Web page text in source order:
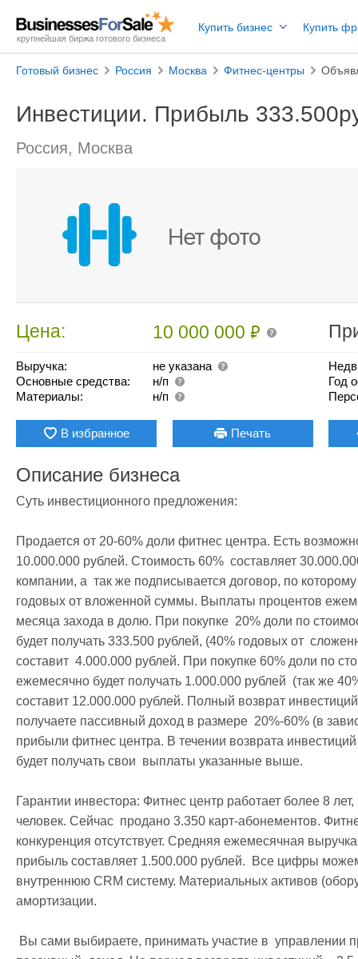
крупнейшая биржа готового бизнеса
Купить бизнес Купить
Готовый бизнес Россия Москва Фитнес-центры
Инвестиции. Прибыль
Россия, Москва
Цена: 10 000 000₽
Выручка:
не указана
Основные средства:
н/п
Материалы:
н/п
Год
В избранное Печать
Описание бизнеса
Суть инвестиционного предложения:
Продается от 20-60% доли фитнес центра. Есть
10.000.000 рублей. Стоимость 60%  составляет
компании, а  так же подписывается договор, по
годовых от вложенной суммы. Выплаты процентов
месяца захода в долю. При покупке  20% доли по
будет получать 333.500 рублей, (40% годовых от
составит  4.000.000 рублей. При покупке 60% доли по
ежемесячно будет получать 1.000.000 рублей  (так же
составит 12.000.000 рублей. Полный возврат
получаете пассивный доход в размере  20%-60% (в
прибыли фитнес центра. В течении возврата
будет получать свои  выплаты указанные выше.
Гарантии инвестора: Фитнес центр работает более 8
человек. Сейчас  продано 3.350 карт-абонементов.
конкуренция отсутствует. Средняя ежемесячная
прибыль составляет 1.500.000 рублей.  Все цифры
внутреннюю CRM систему. Материальных активов
амортизации.